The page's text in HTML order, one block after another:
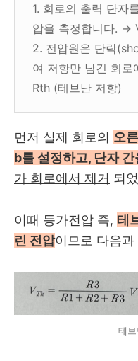
1. 회로의 출력 단자
압을 측정합니다. →
2. 전압원은 단락
여 저항만 남긴 회
Rth (테브난 저항)
먼저 실제 회로의 오
b를 설정하고, 단자 간
가 회로에서 제거 되
이때 등가전압 즉, 테
린 전압이므로 다음
테